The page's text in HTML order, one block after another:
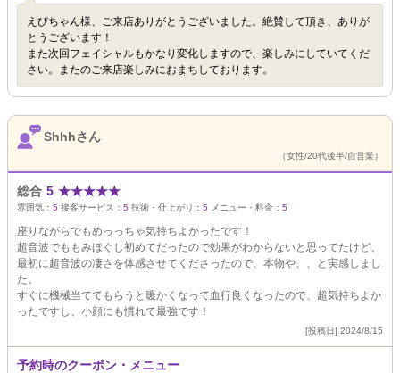
えびちゃん様、ご来店ありがとうございました。絶賛して頂き、ありが
とうございます！
また次回フェイシャルもかなり変化しますので、楽しみにしていてくだ
さい。またのご来店楽しみにおまちしております。
Shhhさん
（女性/20代後半/自営業）
総合 5 ★★★★★
雰囲気： 5 接客サービス： 5 技術・仕上がり： 5 メニュー・料金： 5
座りながらでもめっっちゃ気持ちよかったです！
超音波でももみほぐし初めてだったので効果がわからないと思ってたけど、
最初に超音波の凄さを体感させてくださったので、本物や、、と実感しまし
た。
すぐに機械当ててもらうと暖かくなって血行良くなったので、超気持ちよか
ったですし、小顔にも慣れて最強です！
[投稿日] 2024/8/15
予約時のクーポン・メニュー